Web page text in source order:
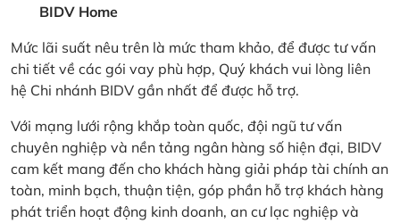
BIDV Home
Mức lãi suất nêu trên là mức tham khảo, để được tư vấn
chi tiết về các gói vay phù hợp, Quý khách vui lòng liên
hệ Chi nhánh BIDV gần nhất để được hỗ trợ.
Với mạng lưới rộng khắp toàn quốc, đội ngũ tư vấn
chuyên nghiệp và nền tảng ngân hàng số hiện đại, BIDV
cam kết mang đến cho khách hàng giải pháp tài chính an
toàn, minh bạch, thuận tiện, góp phần hỗ trợ khách hàng
phát triển hoạt động kinh doanh, an cư lạc nghiệp và